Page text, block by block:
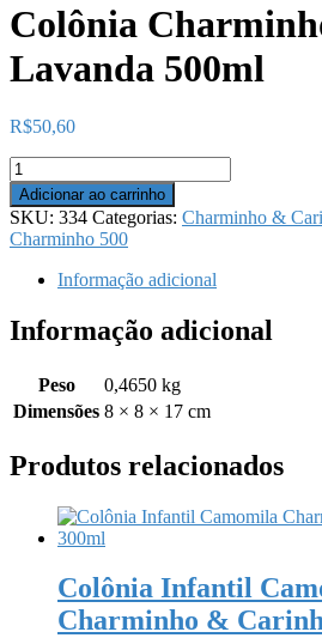
Colônia
Lavanda 500ml
R$50,60
Colônia
Charminho
&
Carinho
Lavanda
500ml
quantidade
Adicionar ao carrinho
SKU: 334 Categorias: Charminho &
Charminho 500
Informação adicional
Informação adicional
Peso
0,4650 kg
Dimensões 8 × 8 × 17 cm
Produtos relacionados
Colônia Infantil
Charminho &